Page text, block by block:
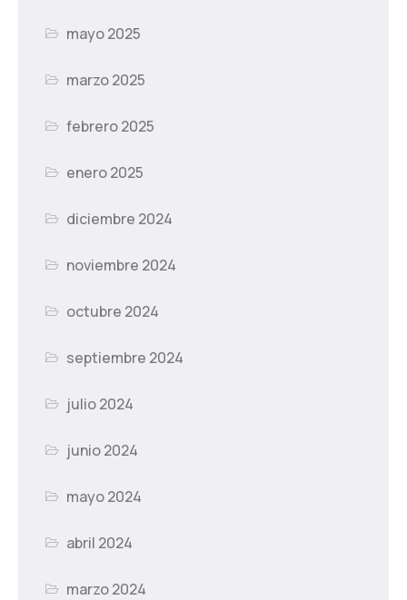
mayo 2025
marzo 2025
febrero 2025
enero 2025
diciembre 2024
noviembre 2024
octubre 2024
septiembre 2024
julio 2024
junio 2024
mayo 2024
abril 2024
marzo 2024